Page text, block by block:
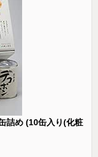
詰め (10缶入り(化粧